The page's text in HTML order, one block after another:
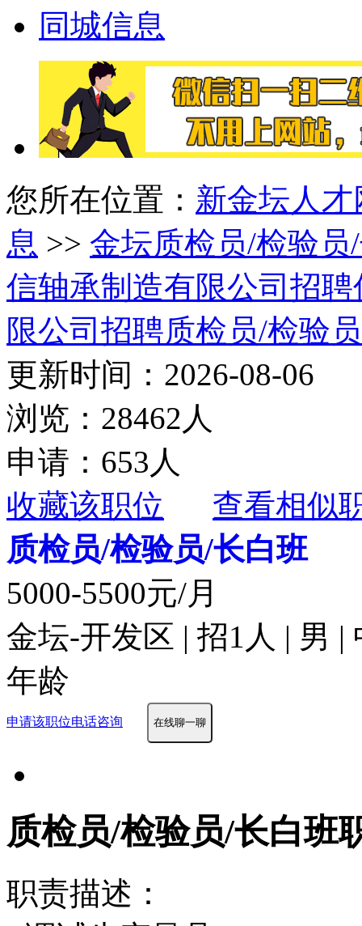
同城信息
您所在位置： 新金坛人才
息 >> 金坛质检员/检验
信轴承制造有限公司招聘
限公司招聘质检员/检验
更新时间：2026-08-06
浏览：28462人
申请：653人
收藏该职位
查看相似
质检员/检验员/长白班
5000-5500元/月
金坛-开发区 | 招1人 | 男
年龄
申请该职位电话咨询 在线聊一聊
质检员/检验员/长白班
职责描述：